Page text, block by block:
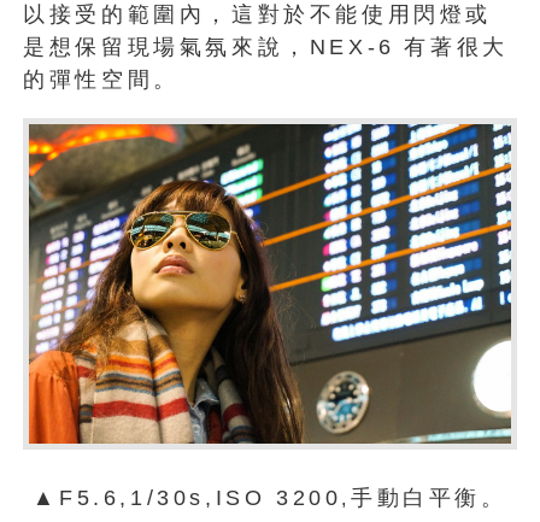
以接受的範圍內，這對於不能使用閃燈或
是想保留現場氣氛來說，NEX-6 有著很大
的彈性空間。
▲F5.6,1/30s,ISO 3200 , 手動白平衡。